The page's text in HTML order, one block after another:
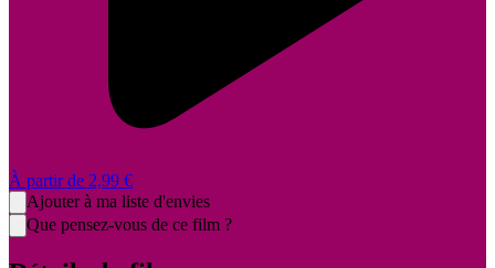
À partir de 2,99 €
Ajouter à ma liste d'envies
Que pensez-vous de ce film ?